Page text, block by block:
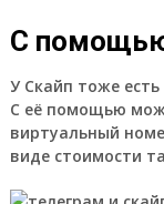
С
У Скайп тоже
С её помощью
виртуальный
виде стоимости